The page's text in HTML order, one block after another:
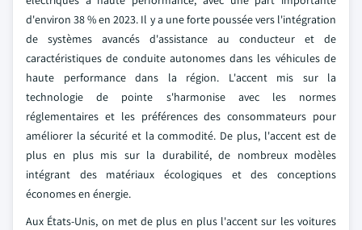
d'environ 38 % en 2023. Il y a une forte poussée vers l'intégration
de systèmes avancés d'assistance au conducteur et de
caractéristiques de conduite autonomes dans les véhicules de
haute performance dans la région. L'accent mis sur la
technologie de pointe s'harmonise avec les normes
réglementaires et les préférences des consommateurs pour
améliorer la sécurité et la commodité. De plus, l'accent est de
plus en plus mis sur la durabilité, de nombreux modèles
intégrant des matériaux écologiques et des conceptions
économes en énergie.
Aux États-Unis, on met de plus en plus l'accent sur les voitures